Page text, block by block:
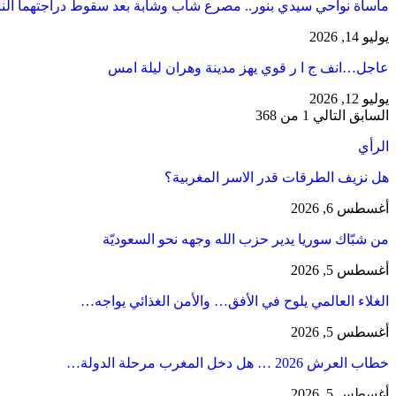
مأساة نواحي سيدي بنور.. مصرع شاب وشابة بعد سقوط دراجتهما
يوليو 14, 2026
عاجل…انف ج ا ر قوي يهز مدينة وهران ليلة امس
يوليو 12, 2026
السابق التالي 1 من 368
الرأي
هل نزيف الطرقات قدر الاسر المغربية؟
أغسطس 6, 2026
من شبّاك سوريا يدير حزب الله وجهه نحو السعوديّة
أغسطس 5, 2026
الغلاء العالمي يلوح في الأفق… والأمن الغذائي يواجه…
أغسطس 5, 2026
خطاب العرش 2026 … هل دخل المغرب مرحلة الدولة…